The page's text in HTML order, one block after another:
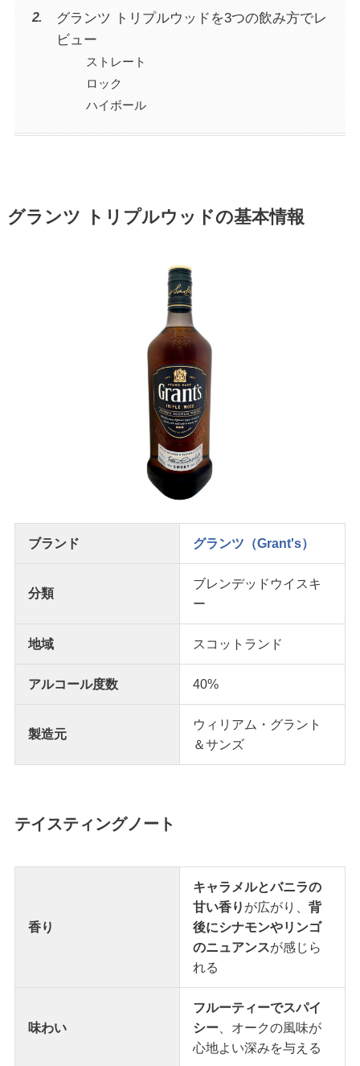
グランツ トリプルウッドを3つの飲み方でレ
ビュー
ストレート
ロック
ハイボール
グランツ トリプルウッドの基本情報
ブランド グランツ（Grant's）
分類
ブレンデッドウイスキ
ー
地域 スコットランド
アルコール度数 40%
製造元
ウィリアム・グラント
＆サンズ
テイスティングノート
香り
キャラメルとバニラの
甘い香り が広がり、背
後にシナモンやリンゴ
のニュアンスが感じら
れる
味わい
フルーティーでスパイ
シー 、オークの風味が
心地よい深みを与える